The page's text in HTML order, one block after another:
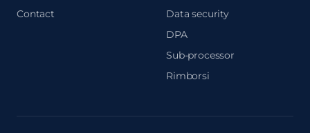
Contact
Data security
DPA
Sub-processor
Rimborsi